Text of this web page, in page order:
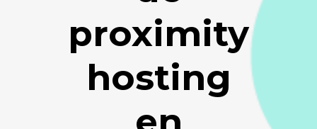
proximity
hosting